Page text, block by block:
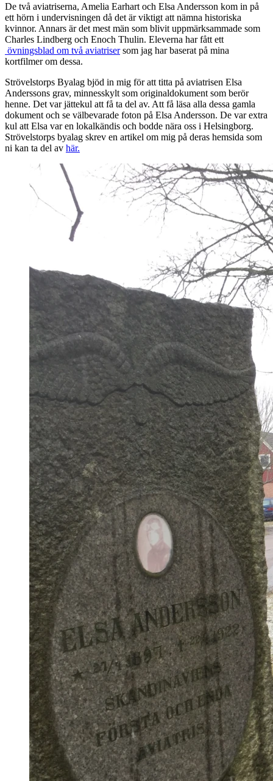
De två aviatriserna, Amelia Earhart och Elsa Andersson kom in på
ett hörn i undervisningen då det är viktigt att nämna historiska
kvinnor. Annars är det mest män som blivit uppmärksammade som
Charles Lindberg och Enoch Thulin. Eleverna har fått ett
övningsblad om två aviatrisersom jag har baserat på mina
kortfilmer om dessa.
Strövelstorps Byalag bjöd in mig för att titta på aviatrisen Elsa
Anderssons grav, minnesskylt som originaldokument som berör
henne. Det var jättekul att få ta del av. Att få läsa alla dessa gamla
dokument och se välbevarade foton på Elsa Andersson. De var extra
kul att Elsa var en lokalkändis och bodde nära oss i Helsingborg.
Strövelstorps byalag skrev en artikel om mig på deras hemsida som
ni kan ta del av här.